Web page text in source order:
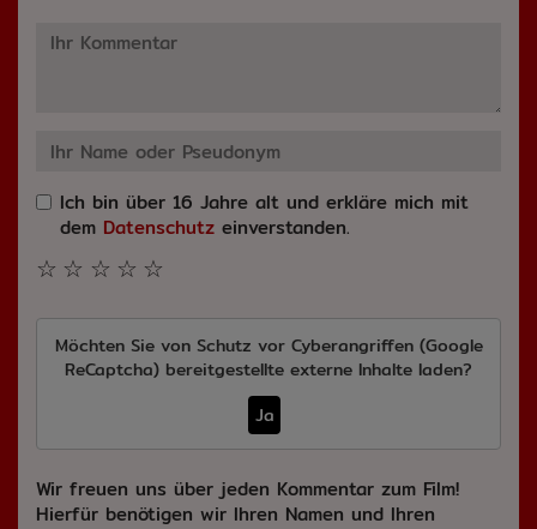
Ich bin über 16 Jahre alt und erkläre mich mit
dem Datenschutz einverstanden.
☆
☆
☆
☆
☆
Möchten Sie von Schutz vor Cyberangriffen (Google
ReCaptcha) bereitgestellte externe Inhalte laden?
Ja
Wir freuen uns über jeden Kommentar zum Film!
Hierfür benötigen wir Ihren Namen und Ihren